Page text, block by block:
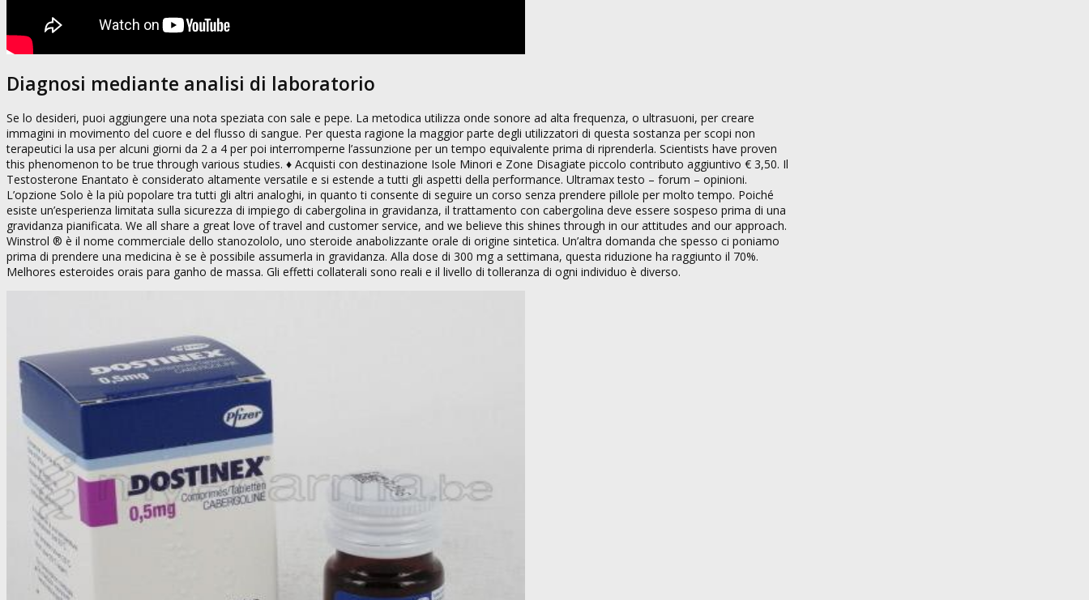
Diagnosi mediante analisi di laboratorio
Se lo desideri, puoi aggiungere una nota speziata con sale e pepe. La metodica utilizza onde sonore ad alta frequenza, o ultrasuoni, per creare
immagini in movimento del cuore e del flusso di sangue. Per questa ragione la maggior parte degli utilizzatori di questa sostanza per scopi non
terapeutici la usa per alcuni giorni da 2 a 4 per poi interromperne l’assunzione per un tempo equivalente prima di riprenderla. Scientists have proven
this phenomenon to be true through various studies. ♦ Acquisti con destinazione Isole Minori e Zone Disagiate piccolo contributo aggiuntivo € 3,50. Il
Testosterone Enantato è considerato altamente versatile e si estende a tutti gli aspetti della performance. Ultramax testo – forum – opinioni.
L’opzione Solo è la più popolare tra tutti gli altri analoghi, in quanto ti consente di seguire un corso senza prendere pillole per molto tempo. Poiché
esiste un’esperienza limitata sulla sicurezza di impiego di cabergolina in gravidanza, il trattamento con cabergolina deve essere sospeso prima di una
gravidanza pianificata. We all share a great love of travel and customer service, and we believe this shines through in our attitudes and our approach.
Winstrol ® è il nome commerciale dello stanozololo, uno steroide anabolizzante orale di origine sintetica. Un’altra domanda che spesso ci poniamo
prima di prendere una medicina è se è possibile assumerla in gravidanza. Alla dose di 300 mg a settimana, questa riduzione ha raggiunto il 70%.
Melhores esteroides orais para ganho de massa. Gli effetti collaterali sono reali e il livello di tolleranza di ogni individuo è diverso.